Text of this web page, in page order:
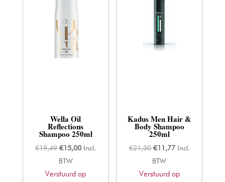
Wella Oil
Reflections
Shampoo 250ml
€19,49 Oorspronkelijke
prijs
was:
€15,00Huidige
is:
Incl.
BTW
Verstuurd op
Kadus Men Hair &
Body Shampoo
250ml
€21,30 Oorspronkelijke
prijs
was:
€11,77Huidige
is:
Incl.
BTW
Verstuurd op